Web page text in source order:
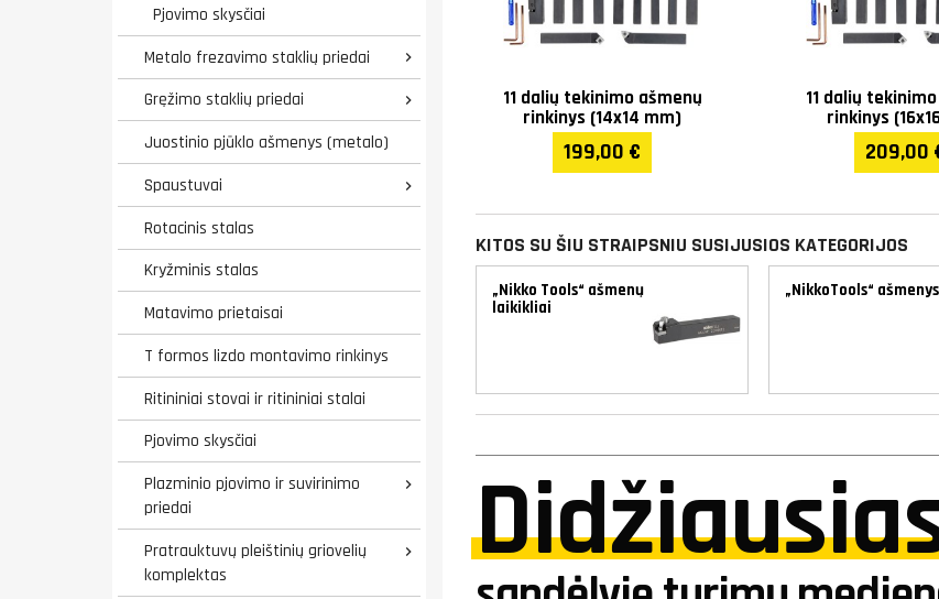
Pjovimo skysčiai
Metalo frezavimo staklių priedai

Gręžimo staklių priedai 
Juostinio pjūklo ašmenys (metalo)
Spaustuvai

Rotacinis stalas
Kryžminis stalas
Matavimo prietaisai
T formos lizdo montavimo rinkinys
Ritininiai stovai ir ritininiai stalai
Pjovimo skysčiai
Plazminio pjovimo ir suvirinimo
priedai

Pratrauktuvų pleištinių griovelių
komplektas

11 dalių tekinimo ašmenų
rinkinys (14x14 mm)
199,00 €
11 dalių
rinkinys
209,00
KITOS SU ŠIU STRAIPSNIU SUSIJUSIOS KATEGORIJOS
„Nikko Tools“ ašmenų
laikikliai
„NikkoTools“ ašmenys